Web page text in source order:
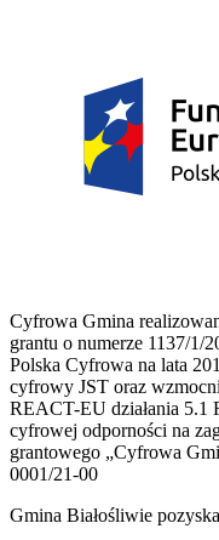
Cyfrowa Gmina
grantu o numerze 1137/1/
Polska Cyfrowa na lata
cyfrowy JST oraz
REACT-EU działania 5.1
cyfrowej odporności na
grantowego „Cyfrowa
0001/21-00
Gmina Białośliwie